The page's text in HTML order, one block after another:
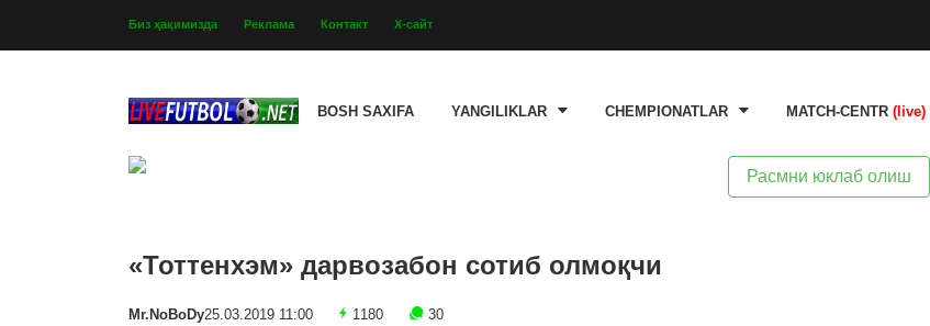
Биз ҳақимизда Реклама Контакт Х-сайт
BOSH SAXIFA YANGILIKLAR CHEMPIONATLAR MATCH-CENTR (live)
Расмни юклаб олиш
«Тоттенхэм» дарвозабон сотиб олмоқчи
Mr.NoBoDy25.03.2019 11:00 1180 30